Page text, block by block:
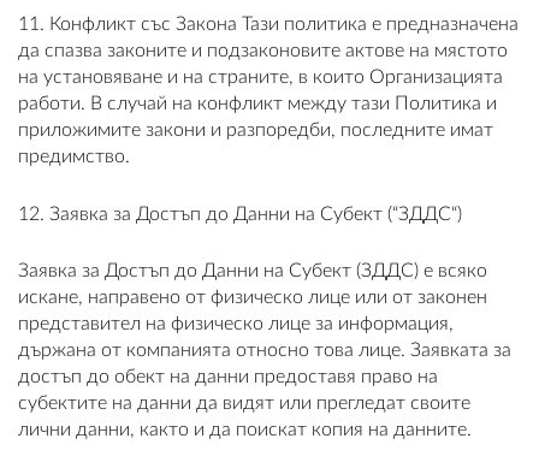
11. Конфликт със Закона Тази политика е предназначена
да спазва законите и подзаконовите актове на мястото
на установяване и на страните, в които Организацията
работи. В случай на конфликт между тази Политика и
приложимите закони и разпоредби, последните имат
предимство.
12. Заявка за Достъп до Данни на Субект (“ЗДДС“)
Заявка за Достъп до Данни на Субект (ЗДДС) е всяко
искане, направено от физическо лице или от законен
представител на физическо лице за информация,
държана от компанията относно това лице. Заявката за
достъп до обект на данни предоставя право на
субектите на данни да видят или прегледат своите
лични данни, както и да поискат копия на данните.